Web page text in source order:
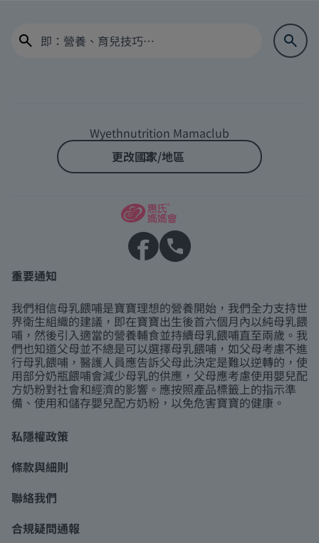
Wyethnutrition Mamaclub
更改國家/地區
重要通知
我們相信母乳餵哺是寶寶理想的營養開始，我們全力支持世
界衛生組織的建議，即在寶寶出生後首六個月內以純母乳餵
哺，然後引入適當的營養輔食並持續母乳餵哺直至兩歲。我
們也知道父母並不總是可以選擇母乳餵哺，如父母考慮不進
行母乳餵哺，醫護人員應告訴父母此決定是難以逆轉的，使
用部分奶瓶餵哺會減少母乳的供應，父母應考慮使用嬰兒配
方奶粉對社會和經濟的影響。應按照產品標籤上的指示準
備、使用和儲存嬰兒配方奶粉，以免危害寶寶的健康。
私隱權政策
條款與細則
聯絡我們
合規疑問通報